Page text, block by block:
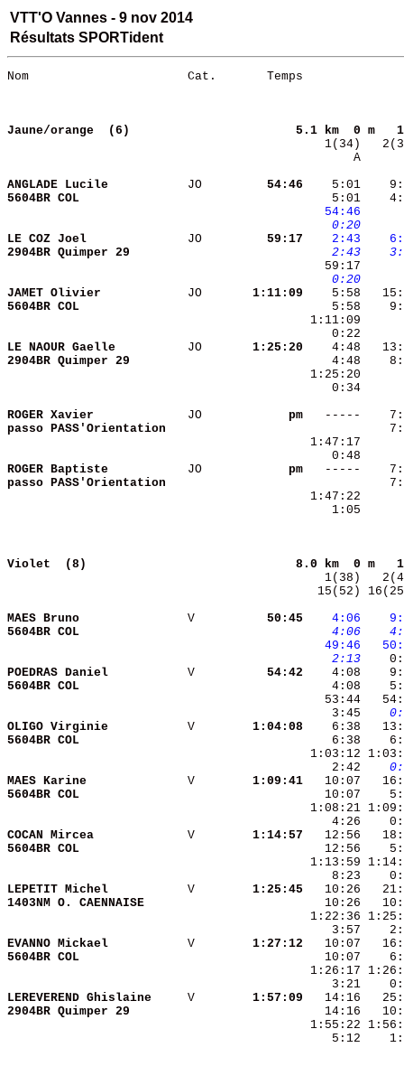
VTT'O Vannes - 9 nov 2014
Résultats SPORTident
Nom
Jaune/orange  (6)
5.1
ANGLADE Lucile
JO
    54:46
5:01
5604BR COL
5:01
  54:46
   0:20
LE COZ Joel
JO
    59:17
   2:43
2904BR Quimper 29
   2:43
   0:20
JAMET Olivier
JO
  1:11:09
5604BR COL
5:58
LE NAOUR Gaelle JO
  1:25:20
2904BR Quimper 29
ROGER Xavier
JO
       pm
passo PASS'Orientation
ROGER Baptiste
JO
       pm
passo PASS'Orientation
Violet  (8)
8.0
MAES Bruno
V
    50:45
   4:06
5604BR COL
   4:06
  49:46
   2:13
POEDRAS Daniel
V
    54:42
5604BR COL
4:08
    3:45
OLIGO Virginie
V
  1:04:08
5604BR COL
    2:42
MAES Karine
V
  1:09:41
5604BR COL
10:07
COCAN Mircea V
  1:14:57
5604BR COL
12:56
8:23
LEPETIT Michel
V
  1:25:45
1403NM O. CAENNAISE
EVANNO Mickael V
  1:27:12
5604BR COL
3:21
LEREVEREND Ghislaine
V
  1:57:09
2904BR Quimper 29